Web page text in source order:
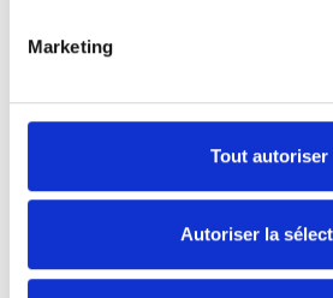
Marketing
Tout autoriser
Autoriser la
Flexible de nettoyage de